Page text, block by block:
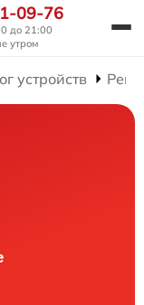
09-76
до 21:00
утром
устройств